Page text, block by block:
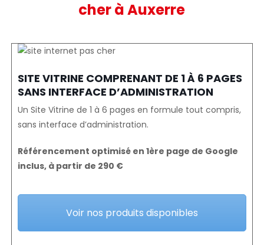
cher à Auxerre
SITE VITRINE COMPRENANT DE 1 À 6 PAGES
SANS INTERFACE D’ADMINISTRATION
Un Site Vitrine de 1 à 6 pages en formule tout compris,
sans interface d’administration.
Référencement optimisé en 1ère page de Google
inclus, à partir de 290 €
Voir nos produits disponibles